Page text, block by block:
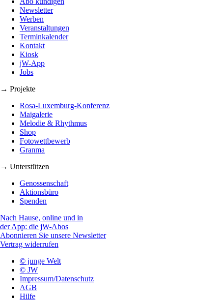
Newsletter
Werben
Veranstaltungen
Terminkalender
Kontakt
Kiosk
jW-App
Jobs
→ Projekte
Rosa-Luxemburg-Konferenz
Maigalerie
Melodie & Rhythmus
Shop
Fotowettbewerb
Granma
→ Unterstützen
Genossenschaft
Aktionsbüro
Spenden
Nach Hause, online und in
der App: die jW-Abos
Abonnieren Sie unsere Newsletter
Vertrag widerrufen
© junge Welt
© JW
Impressum/Datenschutz
AGB
Hilfe